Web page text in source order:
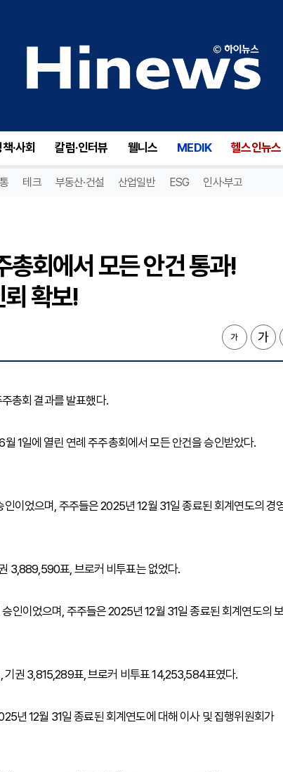
·사회 칼럼·인터뷰 웰니스 MEDIK 헬스인뉴스
테크 부동산·건설 산업일반 ESG 인사·부고
회에서 모든 안건 통과!
확보!
총회 결과를 발표했다.
1일에 열린 연례 주주총회에서 모든 안건을 승인받았다.
이었으며, 주주들은 2025년 12월 31일 종료된 회계연도의 경
3,889,590표, 브로커 비투표는 없었다.
인이었으며, 주주들은 2025년 12월 31일 종료된 회계연도의
권 3,815,289표, 브로커 비투표 14,253,584표였다.
년 12월 31일 종료된 회계연도에 대해 이사 및 집행위원회가